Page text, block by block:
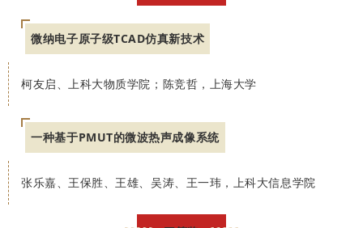
微纳电子原子级TCAD仿真新技术
柯友启、上科大物质学院；陈竞哲，上海大学
一种基于PMUT的微波热声成像系统
张乐嘉、王保胜、王雄、吴涛、王一玮，上科大信息学院